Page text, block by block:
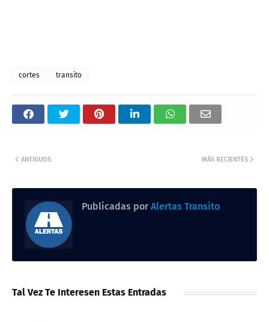
cortes transito
MÁS RECIENTES
ANTIGUOS
Publicadas por Alertas Transito
Tal Vez Te Interesen Estas Entradas